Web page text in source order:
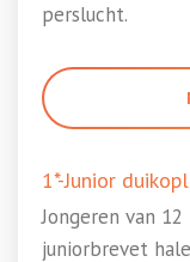
perslucht.
1*-Junior
Jongeren van
juniorbrevet